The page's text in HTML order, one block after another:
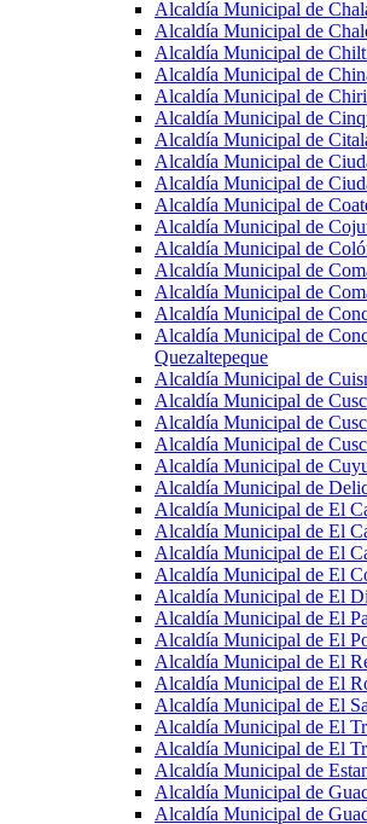
Alcaldía Municipal de
Alcaldía Municipal de
Alcaldía Municipal de
Alcaldía Municipal de
Alcaldía Municipal de
Alcaldía Municipal de
Alcaldía Municipal de
Alcaldía Municipal de
Alcaldía Municipal de
Alcaldía Municipal de
Alcaldía Municipal de
Alcaldía Municipal de
Alcaldía Municipal de
Alcaldía Municipal de
Alcaldía Municipal de
Alcaldía Municipal de
Quezaltepeque
Alcaldía Municipal de
Alcaldía Municipal de
Alcaldía Municipal de
Alcaldía Municipal de
Alcaldía Municipal de
Alcaldía Municipal de
Alcaldía Municipal de El
Alcaldía Municipal de El
Alcaldía Municipal de El
Alcaldía Municipal de El
Alcaldía Municipal de El
Alcaldía Municipal de El
Alcaldía Municipal de El
Alcaldía Municipal de El
Alcaldía Municipal de El
Alcaldía Municipal de El
Alcaldía Municipal de El
Alcaldía Municipal de El
Alcaldía Municipal de
Alcaldía Municipal de
Alcaldía Municipal de